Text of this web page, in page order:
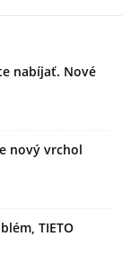
nabíjať. Nové
nový vrchol
TIETO